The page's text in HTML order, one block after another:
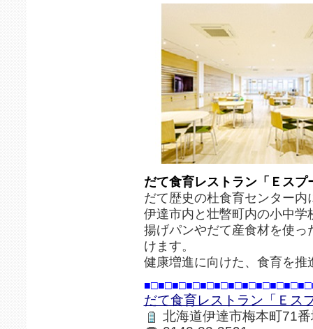
だて食育レストラン「Ｅスプ
だて歴史の杜食育センター
伊達市内と壮暼町内の小中
揚げパンやだて産食材を使
けます。
健康増進に向けた、食育を
だて食育レストラン「Ｅス
北海道伊達市梅本町71